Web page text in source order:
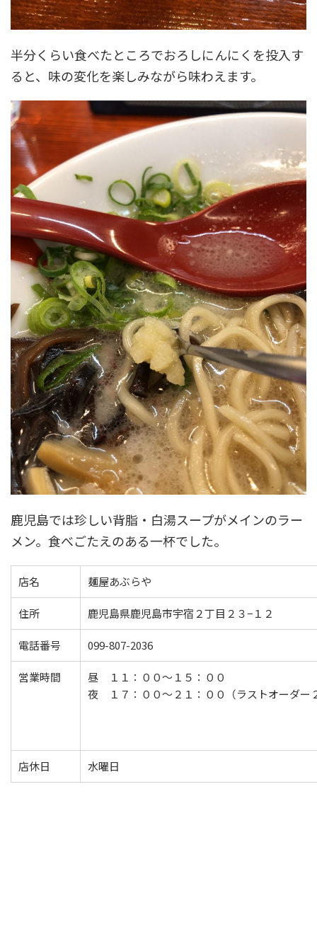
半分くらい食べたところでおろしにんにくを投入す
ると、味の変化を楽しみながら味わえます。
鹿児島では珍しい背脂・白湯スープがメインのラー
メン。食べごたえのある一杯でした。
店名 麺屋あぶらや
住所 鹿児島県鹿児島市宇宿２丁目２３−１２
電話番号 099-807-2036
営業時間
昼 １１：００～１５：００
夜 １７：００～２１：００（ラストオーダー
店休日 水曜日